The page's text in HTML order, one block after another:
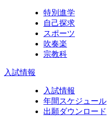
特別進学
自己探求
スポーツ
吹奏楽
宗教科
入試情報
入試情報
年間スケジュール
出願ダウンロード